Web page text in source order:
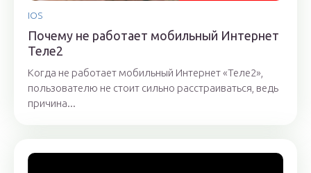
IOS
Почему не работает мобильный Интернет
Теле2
Когда не работает мобильный Интернет «Теле2»,
пользователю не стоит сильно расстраиваться, ведь
причина...